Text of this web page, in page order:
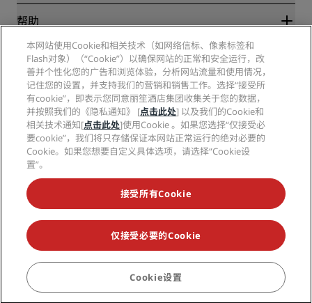
预订
体育认证酒店
家庭友好型酒店
健康与安全
工作机会 RHG
工作机会 PPHE
工作机会 EHL
The Club by RHG
发展机会
责任经营
采购
隐私中心
丽赏会条款和条件
网站使用协议
数字无障碍
现代奴隶制声明
帮助
消费者警示
联系方式
常见问题
网站地图
社交媒体
丽笙酒店集团品牌
不再错失我们最受欢迎的酒店优惠
© 2026 丽笙酒店集团.保留所有权利。RHG丽笙酒店集团、丽筠、丽芮、丽
笙、丽笙精选、丽祺、丽亭、丽柏、丽怡、Prize by Radisson、丽赏会和丽
笙会议是丽笙酒店集团的商标。
本网站使用Cookie和相关技术（如网络信标、像素标签和
Flash对象）（“Cookie”）以确保网站的正常和安全运行，改
善并个性化您的广告和浏览体验，分析网站流量和使用情况，
记住您的设置，并支持我们的营销和销售工作。选择“接受所
有cookie”，即表示您同意丽笙酒店集团收集关于您的数据，
并按照我们的《隐私通知》 [点击此处] 以及我们的Cookie和
相关技术通知[点击此处]使用Cookie 。如果您选择“仅接受必
要cookie”，我们将只存储保证本网站正常运行的绝对必要的
Cookie。如果您想要自定义具体选项，请选择“Cookie设
置”。
接受所有Cookie
仅接受必要的Cookie
Cookie设置